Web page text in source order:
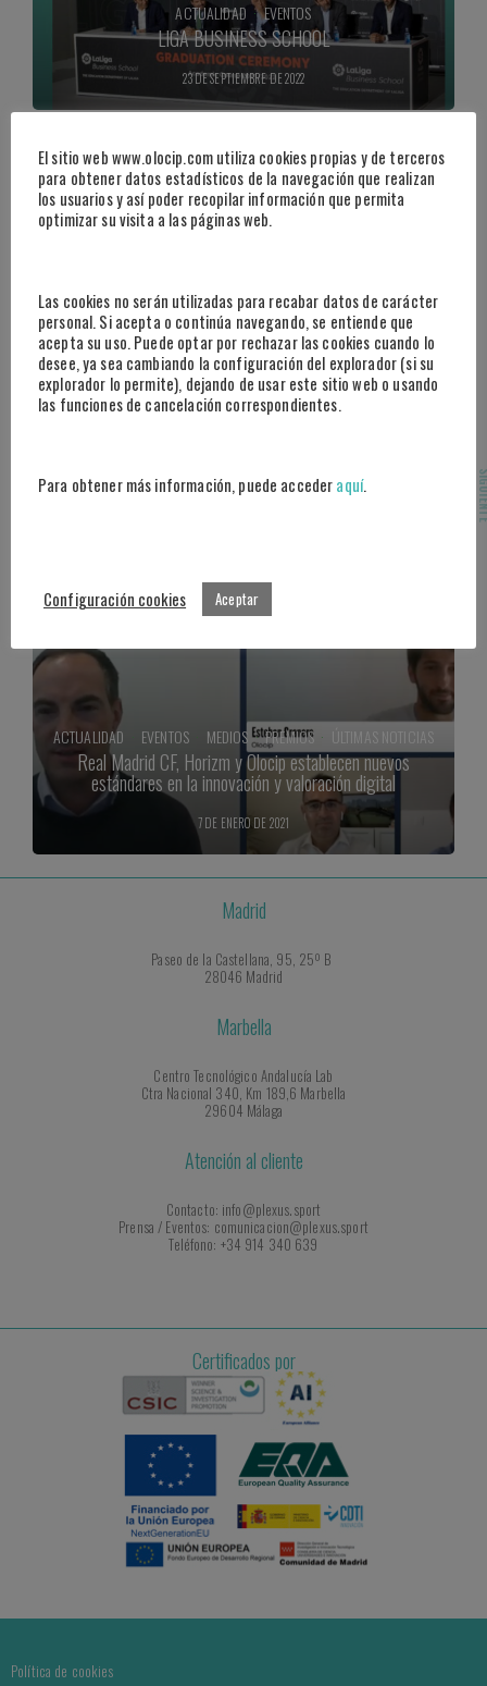
ACTUALIDAD ·EVENTOS
LIGA BUSINESS SCHOOL
23 DE SEPTIEMBRE DE 2022
ACTUALIDAD·EVENTOS
III FORO INTERNACIONAL EXPANSIÓN
ACTUALIDAD EVENTOS· MEDIOS·PREMIOS · ÚLTIMAS NOTICIAS
Real Madrid CF, Horizm y Olocip establecen nuevos
estándares en la innovación y valoración digital
7 DE ENERO DE 2021
Madrid
Paseo de la Castellana, 95, 25º B
28046 Madrid
Marbella
Centro Tecnológico Andalucía Lab
Ctra Nacional 340, Km 189,6 Marbella
29604 Málaga
Atención al cliente
Contacto: info@plexus.sport
Prensa / Eventos: comunicacion@plexus.sport
Teléfono: +34 914 340 639
Certificados por
Política de cookies
El sitio web www.olocip.com utiliza cookies propias y de terceros
para obtener datos estadísticos de la navegación que realizan
los usuarios y así poder recopilar información que permita
optimizar su visita a las páginas web.
Las cookies no serán utilizadas para recabar datos de carácter
personal. Si acepta o continúa navegando, se entiende que
acepta su uso. Puede optar por rechazar las cookies cuando lo
desee, ya sea cambiando la configuración del explorador (si su
explorador lo permite), dejando de usar este sitio web o usando
las funciones de cancelación correspondientes.
Para obtener más información, puede accederaquí.
Configuración cookies Aceptar